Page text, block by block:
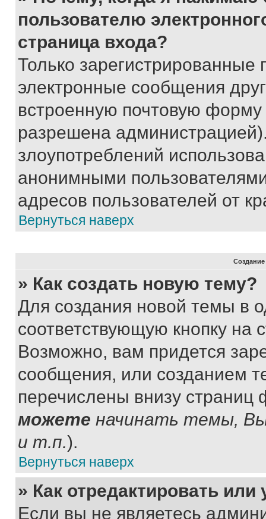
пользователю
страница входа?
Только зарегистрированные
электронные сообщения
встроенную почтовую
разрешена
злоупотреблений
анонимными
адресов пользователей от
Вернуться наверх
» Как создать новую тему?
Для создания новой темы в
соответствующую кнопку
Возможно, вам придется
сообщения, или созданием
перечислены внизу
можете начинать темы,
и т.п.).
Вернуться наверх
» Как отредактировать
Если вы не являетесь